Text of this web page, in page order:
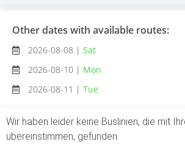
Other dates with available routes:
2026-08-08 | Sat
2026-08-10 | Mon
2026-08-11 | Tue
Wir haben leider keine Buslinien, die mit
übereinstimmen, gefunden.